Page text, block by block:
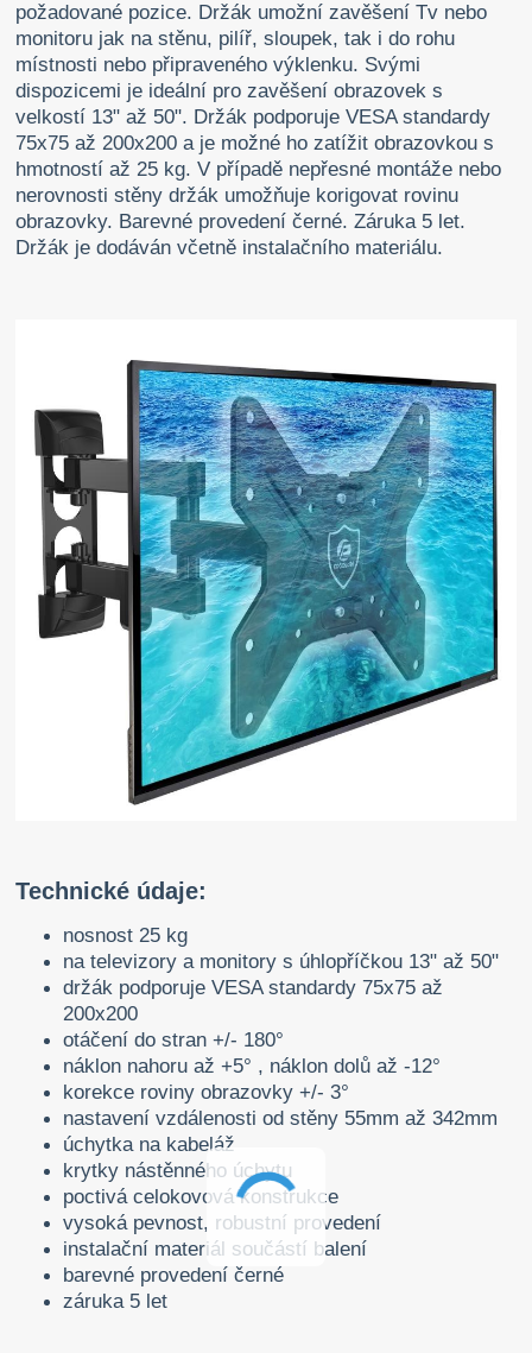
požadované pozice. Držák umožní zavěšení Tv nebo
monitoru jak na stěnu, pilíř, sloupek, tak i do rohu
místnosti nebo připraveného výklenku. Svými
dispozicemi je ideální pro zavěšení obrazovek s
velkostí 13" až 50". Držák podporuje VESA standardy
75x75 až 200x200 a je možné ho zatížit obrazovkou s
hmotností až 25 kg. V případě nepřesné montáže nebo
nerovnosti stěny držák umožňuje korigovat rovinu
obrazovky. Barevné provedení černé. Záruka 5 let.
Držák je dodáván včetně instalačního materiálu.
Technické údaje:
nosnost 25 kg
na televizory a monitory s úhlopříčkou 13" až 50"
držák podporuje VESA standardy 75x75 až
200x200
otáčení do stran +/- 180°
náklon nahoru až +5° , náklon dolů až -12°
korekce roviny obrazovky +/- 3°
nastavení vzdálenosti od stěny 55mm až 342mm
úchytka na kabeláž
krytky nástěnného úchytu
poctivá celokovová konstrukce
vysoká pevnost, robustní provedení
instalační materiál součástí balení
barevné provedení černé
záruka 5 let